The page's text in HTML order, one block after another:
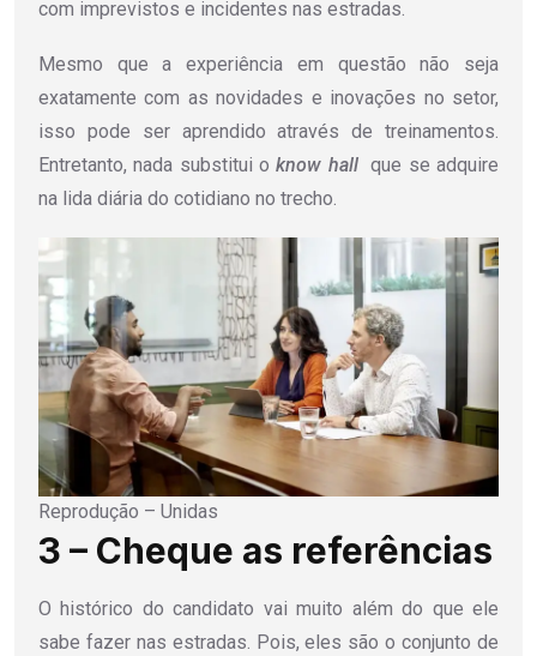
com imprevistos e incidentes nas estradas.
Mesmo que a experiência em questão não seja
exatamente com as novidades e inovações no setor,
isso pode ser aprendido através de treinamentos.
Entretanto, nada substitui oknow hallque se adquire
na lida diária do cotidiano no trecho.
Reprodução – Unidas
3 – Cheque as referências
O histórico do candidato vai muito além do que ele
sabe fazer nas estradas. Pois, eles são o conjunto de